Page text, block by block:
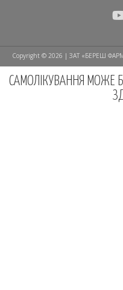
Copyright © 2026 | ЗАТ «БЕРЕШ
САМОЛІКУВАННЯ МОЖЕ